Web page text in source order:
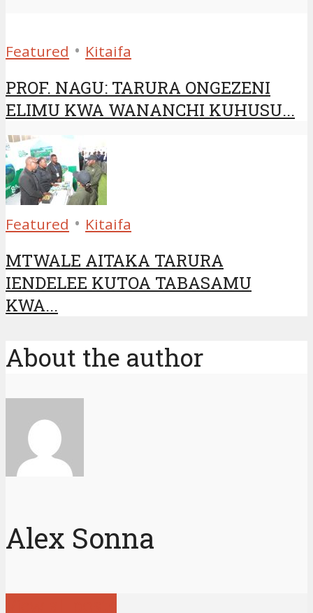
Featured • Kitaifa
PROF. NAGU: TARURA ONGEZENI
ELIMU KWA WANANCHI KUHUSU...
Featured • Kitaifa
MTWALE AITAKA TARURA
IENDELEE KUTOA TABASAMU
KWA...
About the author
Alex Sonna